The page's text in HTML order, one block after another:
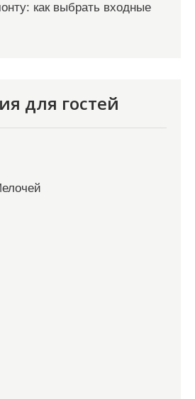
как выбрать входные
для гостей